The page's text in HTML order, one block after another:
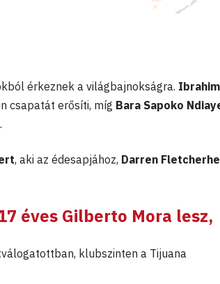
érkeznek a világbajnokságra. Ibrahim
csapatát erősíti, míg Bara Sapoko
, aki az édesapjához, Darren
éves Gilberto Mora lesz,
klubszinten a Tijuana